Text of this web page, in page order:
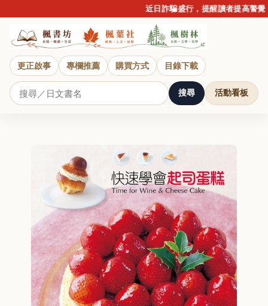
近日詐騙盛行，提醒讀者提高警覺
更正啟事 專欄推薦 購買方式 目錄下載
搜尋 活動看板